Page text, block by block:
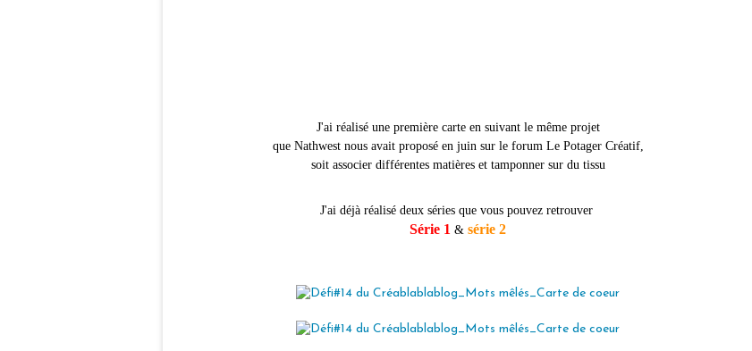
J'ai réalisé une première carte en suivant le même projet
que Nathwest nous avait proposé en juin sur le forum Le Potager Créatif,
soit associer différentes matières et tamponner sur du tissu
J'ai déjà réalisé deux séries que vous pouvez retrouver
Série 1 & série 2